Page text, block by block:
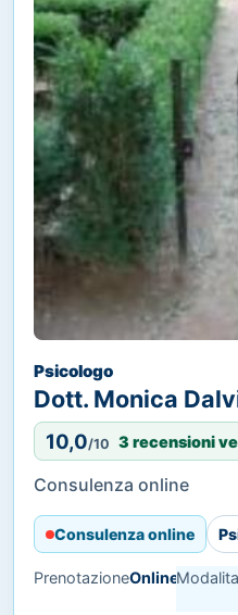
Psicologo
Dott. Monica
10,0/10 3 recensioni
Consulenza online
Consulenza online
PrenotazioneOnline